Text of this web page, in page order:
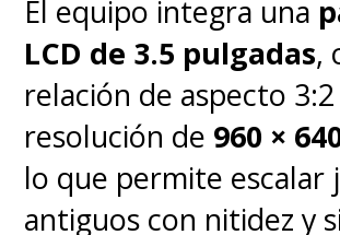
Todo lo anterior es lo
se habla de esta nueva
ahora solo nos restará
su anuncio definitivo
El equipo integra una
LCD de 3.5 pulgadas,
relación de aspecto
resolución de 960 ×
lo que permite escalar
antiguos con nitidez y